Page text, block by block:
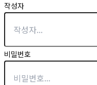
작성자
비밀번호